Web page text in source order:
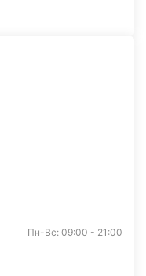
Пн-Вс: 09:00 - 21:00